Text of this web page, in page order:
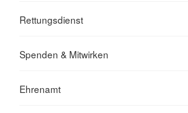
Rettungsdienst
Spenden & Mitwirken
Ehrenamt